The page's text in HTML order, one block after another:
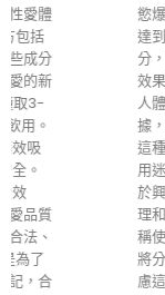
慾爆漲的
達到性慾
分，瞭解
效果。 荷
人體荷爾
據，探討
這種提升
用迷醉後
於興奮。
理和心理
稱使用者
將分析迷
慮這一效